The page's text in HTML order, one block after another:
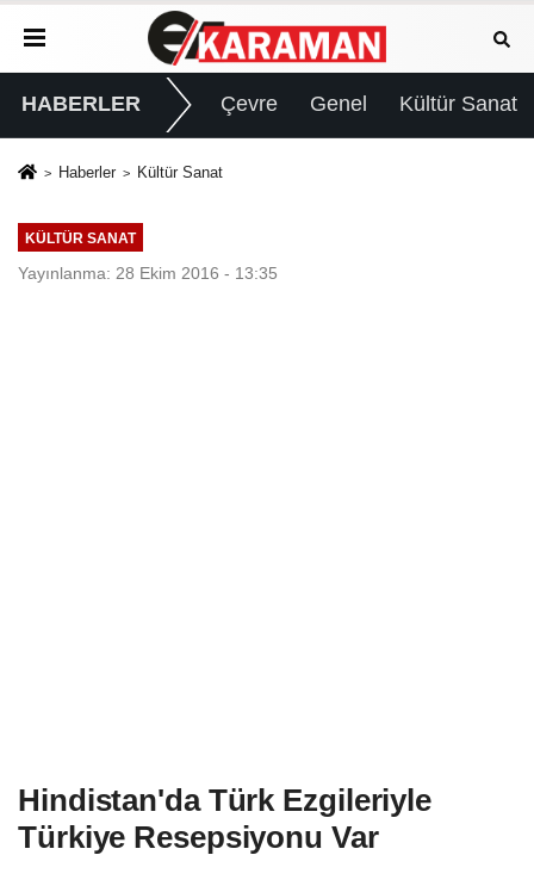
HABERLER Çevre Genel Kültür Sanat
Haberler Kültür Sanat
KÜLTÜR SANAT
Yayınlanma: 28 Ekim 2016 - 13:35
Hindistan'da Türk Ezgileriyle
Türkiye Resepsiyonu Var